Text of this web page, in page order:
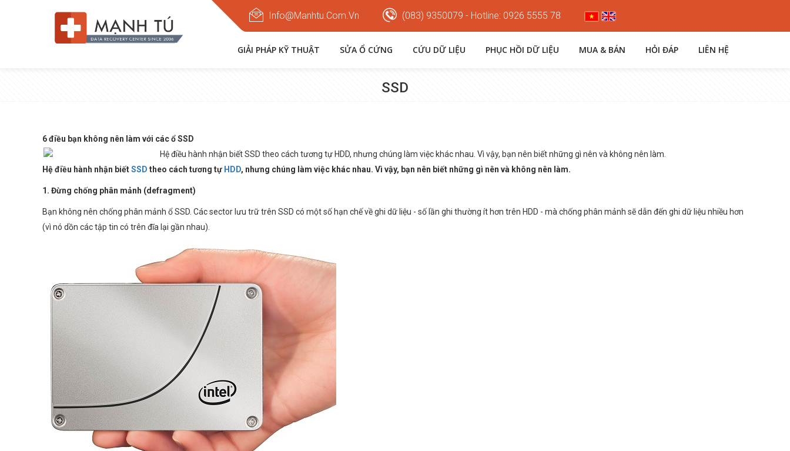
Info@manhtu.com.vn (083) 9350079 - Hotline: 0926 5555 78
GIẢI PHÁP KỸ THUẬT SỬA Ổ CỨNG CỨU DỮ LIỆU PHỤC HỒI DỮ LIỆU MUA & BÁN HỎI ĐÁP LIÊN HỆ
SSD
6 điều bạn không nên làm với các ổ SSD
Hệ điều hành nhận biết SSD theo cách tương tự HDD, nhưng chúng làm việc khác nhau. Vì vậy, bạn nên biết những gì nên và không nên làm.
Hệ điều hành nhận biếtSSD theo cách tương tự HDD, nhưng chúng làm việc khác nhau. Vì vậy, bạn nên biết những gì nên và không nên làm.
1. Đừng chống phân mảnh (defragment)
Bạn không nên chống phân mảnh ổ SSD. Các sector lưu trữ trên SSD có một số hạn chế về ghi dữ liệu - số lần ghi thường ít hơn trên HDD - mà chống phân mảnh sẽ dẫn đến ghi dữ liệu nhiều hơn
(vì nó dồn các tập tin có trên đĩa lại gần nhau).